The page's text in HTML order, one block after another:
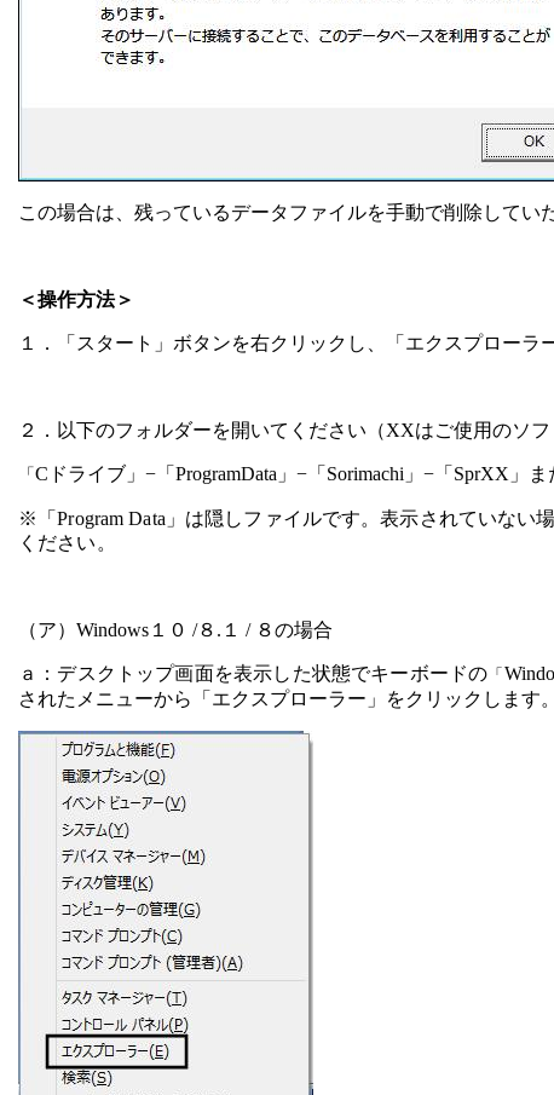
この場合は、残っているデータファイルを手動で削除してい
＜操作方法＞
１．「スタート」ボタンを右クリックし、「エクスプローラ
２．以下のフォルダーを開いてください（XXはご使用のソフ
「 C ドライブ」−「 ProgramData 」−「 Sorimachi 」−「 SprXX 」ま
※「Program Data 」は隠しファイルです。表示されていない
ください。
（ア） Windows １０ /８ . １ / ８の場合
ａ：デスクトップ画面を表示した状態でキーボードの 「
されたメニューから「エクスプローラー」をクリックします。